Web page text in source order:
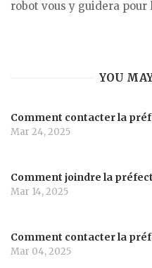
robot vous y guidera
YOU
Comment contacter la
Mar 24, 2025
Comment joindre la
Mar 14, 2025
Comment contacter la
Mar 04, 2025